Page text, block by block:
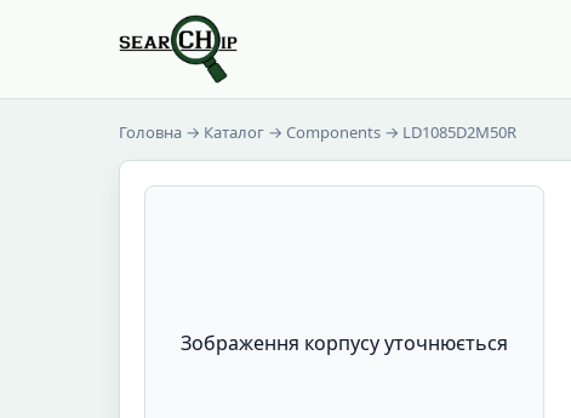
Головна → Каталог → Components → LD1085D2M50R
Зображення корпусу уточнюється